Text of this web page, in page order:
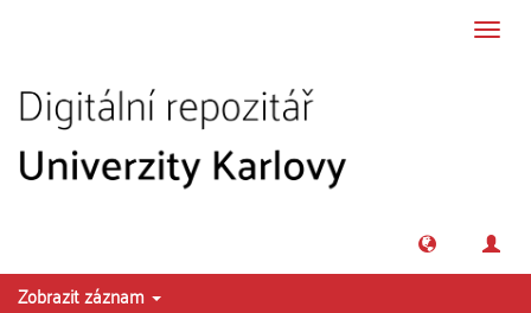
Zobrazit záznam